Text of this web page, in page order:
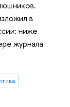
в
ниже
журнала